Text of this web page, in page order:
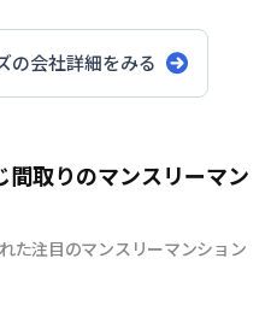
の会社詳細をみる
取りのマンスリーマン
た注目のマンスリーマンション